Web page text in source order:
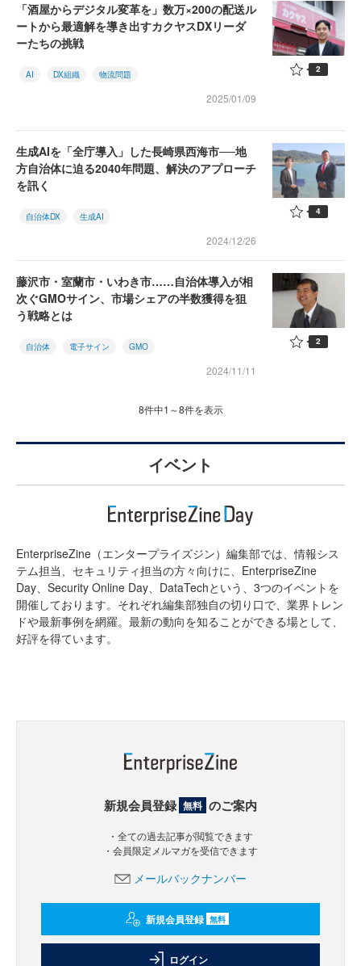
「酒屋からデジタル変革を」数万×200の配送ル
ートから最適解を導き出すカクヤスDXリーダ
ーたちの挑戦
AI DX組織 物流問題
2025/01/09
2
生成AIを「全庁導入」した長崎県西海市──地
方自治体に迫る2040年問題、解決のアプローチ
を訊く
自治体DX 生成AI
2024/12/26
4
藤沢市・室蘭市・いわき市……自治体導入が相
次ぐGMOサイン、市場シェアの半数獲得を狙
う戦略とは
自治体 電子サイン GMO
2024/11/11
2
8件中1～8件を表示
イベント
EnterpriseZine（エンタープライズジン）編集部では、情報シス
テム担当、セキュリティ担当の方々向けに、EnterpriseZine
Day、Security Online Day、DataTechという、3つのイベントを
開催しております。それぞれ編集部独自の切り口で、業界トレン
ドや最新事例を網羅。最新の動向を知ることができる場として、
好評を得ています。
新規会員登録 無料 のご案内
・全ての過去記事が閲覧できます
・会員限定メルマガを受信できます
メールバックナンバー
新規会員登録 無料
ログイン